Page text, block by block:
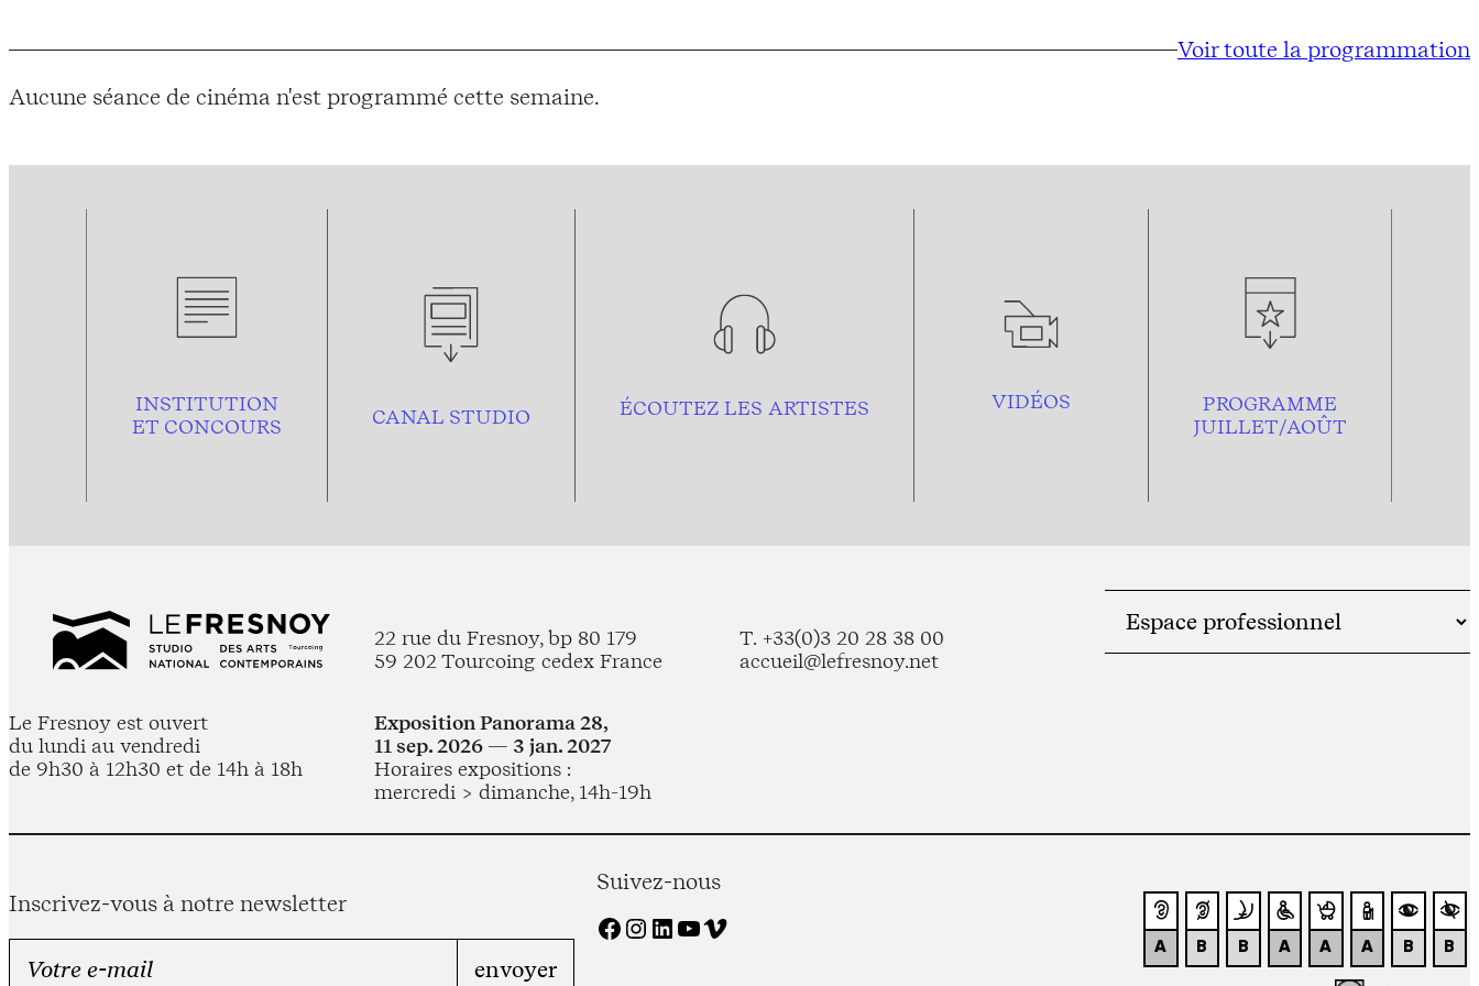
Voir toute la programmation
Aucune séance de cinéma n'est programmé cette semaine.
INSTITUTION
ET CONCOURS
CANAL STUDIO ÉCOUTEZ LES ARTISTES VIDÉOS
PROGRAMME
JUILLET/AOÛT
22 rue du Fresnoy, bp 80 179
59 202 Tourcoing cedex France
T. +33(0)3 20 28 38 00
accueil@lefresnoy.net
Le Fresnoy est ouvert
du lundi au vendredi
de 9h30 à 12h30 et de 14h à 18h
Exposition Panorama 28,
11 sep. 2026 — 3 jan. 2027
Horaires expositions :
mercredi > dimanche, 14h-19h
Inscrivez-vous à notre newsletter
Suivez-nous
Facebook Instagram LinkedIn YouTube Vimeo